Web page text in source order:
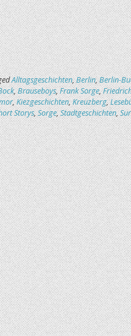
Alltagsgeschichten,Berlin,Berlin-
,Brauseboys,Frank Sorge,
,Kiezgeschichten,Kreuzberg,
Storys,Sorge,Stadtgeschichten,